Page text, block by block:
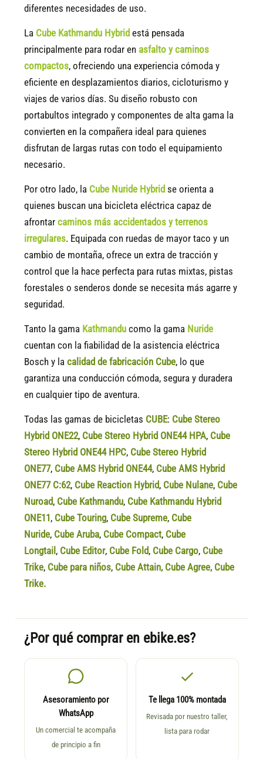
diferentes necesidades de uso.
La Cube Kathmandu Hybrid está pensada
principalmente para rodar en asfalto y caminos
compactos, ofreciendo una experiencia cómoda y
eficiente en desplazamientos diarios, cicloturismo y
viajes de varios días. Su diseño robusto con
portabultos integrado y componentes de alta gama la
convierten en la compañera ideal para quienes
disfrutan de largas rutas con todo el equipamiento
necesario.
Por otro lado, la Cube Nuride Hybrid se orienta a
quienes buscan una bicicleta eléctrica capaz de
afrontarcaminos más accidentados y terrenos
irregulares. Equipada con ruedas de mayor taco y un
cambio de montaña, ofrece un extra de tracción y
control que la hace perfecta para rutas mixtas, pistas
forestales o senderos donde se necesita más agarre y
seguridad.
Tanto la gama Kathmandu como la gama Nuride
cuentan con la fiabilidad de la asistencia eléctrica
Bosch y lacalidad de fabricación Cube, lo que
garantiza una conducción cómoda, segura y duradera
en cualquier tipo de aventura.
Todas las gamas de bicicletas CUBE: Cube Stereo
Hybrid ONE22, Cube Stereo Hybrid ONE44 HPA, Cube
Stereo Hybrid ONE44 HPC, Cube Stereo Hybrid
ONE77, Cube AMS Hybrid ONE44, Cube AMS Hybrid
ONE77 C:62, Cube Reaction Hybrid, Cube Nulane, Cube
Nuroad, Cube Kathmandu, Cube Kathmandu Hybrid
ONE11 , Cube Touring, Cube Supreme, Cube
Nuride, Cube Aruba, Cube Compact, Cube
Longtail , Cube Editor, Cube Fold, Cube Cargo, Cube
Trike, Cube para niños, Cube Attain, Cube Agree, Cube
Trike.
¿Por qué comprar en ebike.es?
Asesoramiento por
WhatsApp
Un comercial te acompaña
de principio a fin
Te llega 100% montada
Revisada por nuestro taller,
lista para rodar